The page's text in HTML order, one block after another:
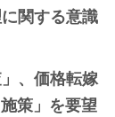
関する意識
、価格転嫁
策」を要望